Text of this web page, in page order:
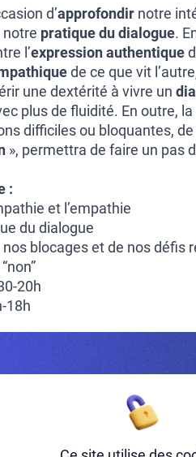
d’approfondir notre
notre pratique du dialogue.
l’expression authentique
de ce que vit
une dextérité à vivre un
plus de fluidité. En outre,
difficiles ou bloquantes,
», permettra de faire un pas
:
et l’empathie
du dialogue
blocages et de nos défis
20h